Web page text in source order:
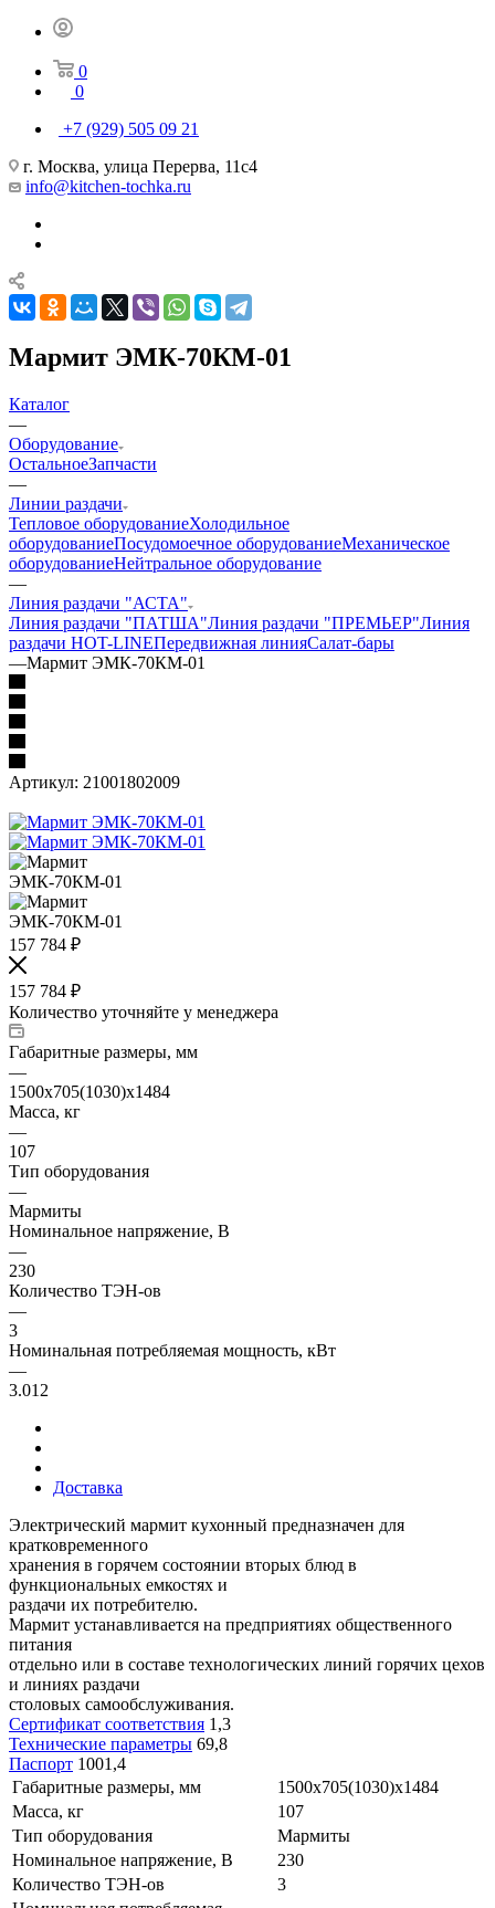
0
0
+7 (929) 505 09 21
г. Москва, улица Перерва, 11с4
info@kitchen-tochka.ru
Мармит ЭМК-70КМ-01
Каталог
—
Оборудование
ОстальноеЗапчасти
—
Линии раздачи
Тепловое оборудованиеХолодильное
оборудованиеПосудомоечное оборудованиеМеханическое
оборудованиеНейтральное оборудование
—
Линия раздачи "АСТА"
Линия раздачи "ПАТША"Линия раздачи "ПРЕМЬЕР"Линия
раздачи HOT-LINEПередвижная линияСалат-бары
—Мармит ЭМК-70КМ-01
Артикул: 21001802009
157 784 ₽
157 784 ₽
Количество уточняйте у менеджера
Габаритные размеры, мм
—
1500x705(1030)x1484
Масса, кг
—
107
Тип оборудования
—
Мармиты
Номинальное напряжение, В
—
230
Количество ТЭН-ов
—
3
Номинальная потребляемая мощность, кВт
—
3.012
Доставка
Электрический мармит кухонный предназначен для
кратковременного
хранения в горячем состоянии вторых блюд в
функциональных емкостях и
раздачи их потребителю.
Мармит устанавливается на предприятиях общественного
питания
отдельно или в составе технологических линий горячих цехов
и линиях раздачи
столовых самообслуживания.
Сертификат соответствия 1,3
Технические параметры 69,8
Паспорт 1001,4
Габаритные размеры, мм
1500x705(1030)x1484
Масса, кг
107
Тип оборудования
Мармиты
Номинальное напряжение, В
230
Количество ТЭН-ов
3